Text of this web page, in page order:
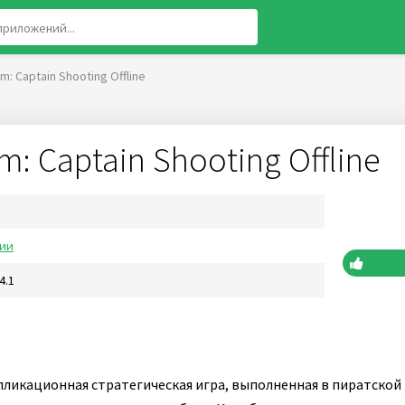
Captain Shooting Offline
Captain Shooting Offline
стратегическая игра, выполненная в пиратской